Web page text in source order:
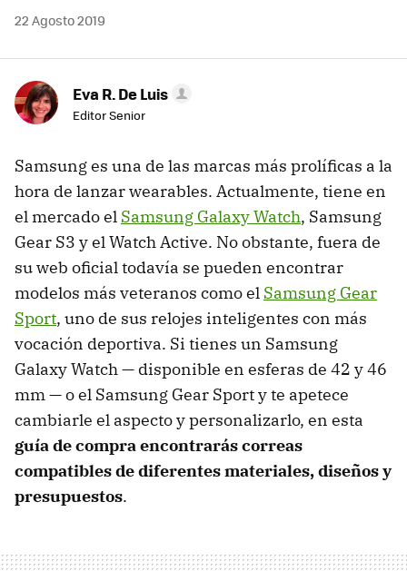
22 Agosto 2019
Eva R. De Luis
Editor Senior
Samsung es una de las marcas más prolíficas a la
hora de lanzar wearables. Actualmente, tiene en
el mercado el Samsung Galaxy Watch, Samsung
Gear S3 y el Watch Active. No obstante, fuera de
su web oficial todavía se pueden encontrar
modelos más veteranos como el Samsung Gear
Sport, uno de sus relojes inteligentes con más
vocación deportiva. Si tienes un Samsung
Galaxy Watch — disponible en esferas de 42 y 46
mm — o el Samsung Gear Sport y te apetece
cambiarle el aspecto y personalizarlo, en esta
guía de compra encontrarás correas
compatibles de diferentes materiales, diseños y
presupuestos.